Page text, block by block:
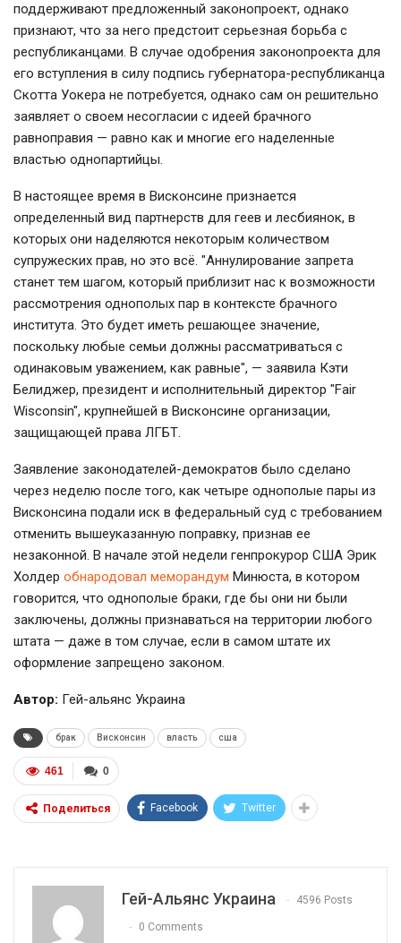
поддерживают предложенный законопроект, однако
признают, что за него предстоит серьезная борьба с
республиканцами. В случае одобрения законопроекта для
его вступления в силу подпись губернатора-республиканца
Скотта Уокера не потребуется, однако сам он решительно
заявляет о своем несогласии с идеей брачного
равноправия — равно как и многие его наделенные
властью однопартийцы.
В настоящее время в Висконсине признается
определенный вид партнерств для геев и лесбиянок, в
которых они наделяются некоторым количеством
супружеских прав, но это всё. "Аннулирование запрета
станет тем шагом, который приблизит нас к возможности
рассмотрения однополых пар в контексте брачного
института. Это будет иметь решающее значение,
поскольку любые семьи должны рассматриваться с
одинаковым уважением, как равные", — заявила Кэти
Белиджер, президент и исполнительный директор "Fair
Wisconsin", крупнейшей в Висконсине организации,
защищающей права ЛГБТ.
Заявление законодателей-демократов было сделано
через неделю после того, как четыре однополые пары из
Висконсина подали иск в федеральный суд с требованием
отменить вышеуказанную поправку, признав ее
незаконной. В начале этой недели генпрокурор США Эрик
Холдер обнародовал меморандум Минюста, в котором
говорится, что однополые браки, где бы они ни были
заключены, должны признаваться на территории любого
штата — даже в том случае, если в самом штате их
оформление запрещено законом.
Автор: Гей-альянс Украина
брак Висконсин власть сша
0
461
Поделиться Facebook Twitter
Гей-Альянс Украина 4596 Posts
0 Comments